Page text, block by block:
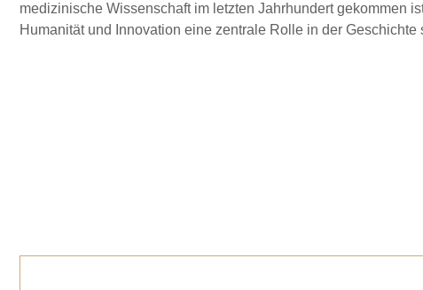
medizinische Wissenschaft im letzten Jahrhundert gekommen
Humanität und Innovation eine zentrale Rolle in der Geschichte